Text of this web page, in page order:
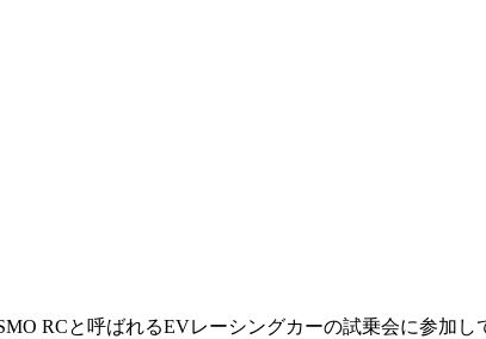
RCと呼ばれるEVレーシングカーの試乗会に参加